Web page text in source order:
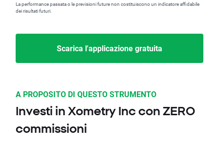
La performance passata o le previsioni future non costituiscono un indicatore affidabile
dei risultati futuri.
Scarica l'applicazione gratuita
A PROPOSITO DI QUESTO STRUMENTO
Investi in Xometry Inc con ZERO
commissioni